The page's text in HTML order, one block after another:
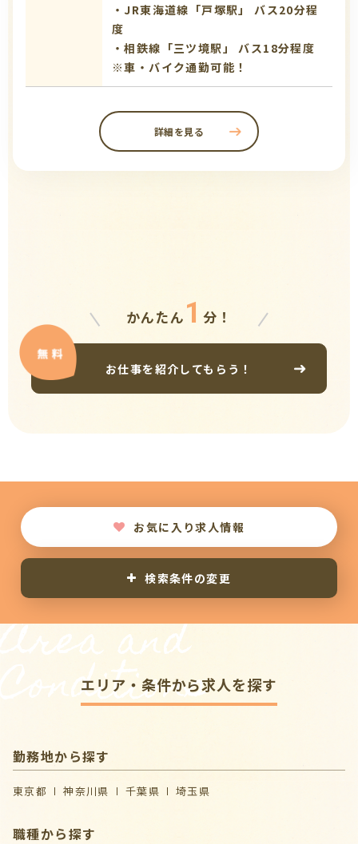
・JR東海道線「戸塚駅」 バス20分程
度
・相鉄線「三ツ境駅」 バス18分程度
※車・バイク通勤可能！
詳細を見る
かんたん 1 分！
お仕事を紹介してもらう！
お気に入り求人情報
検索条件の変更
Area and
Conditions
エリア・条件から求人を探す
勤務地から探す
東京都 神奈川県 千葉県 埼玉県
職種から探す